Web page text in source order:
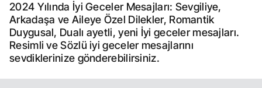
2024 Yılında İyi Geceler Mesajları: Sevgiliye,
Arkadaşa ve Aileye Özel Dilekler, Romantik
Duygusal, Dualı ayetli, yeni İyi geceler mesajları.
Resimli ve Sözlü iyi geceler mesajlarını
sevdiklerinize gönderebilirsiniz.